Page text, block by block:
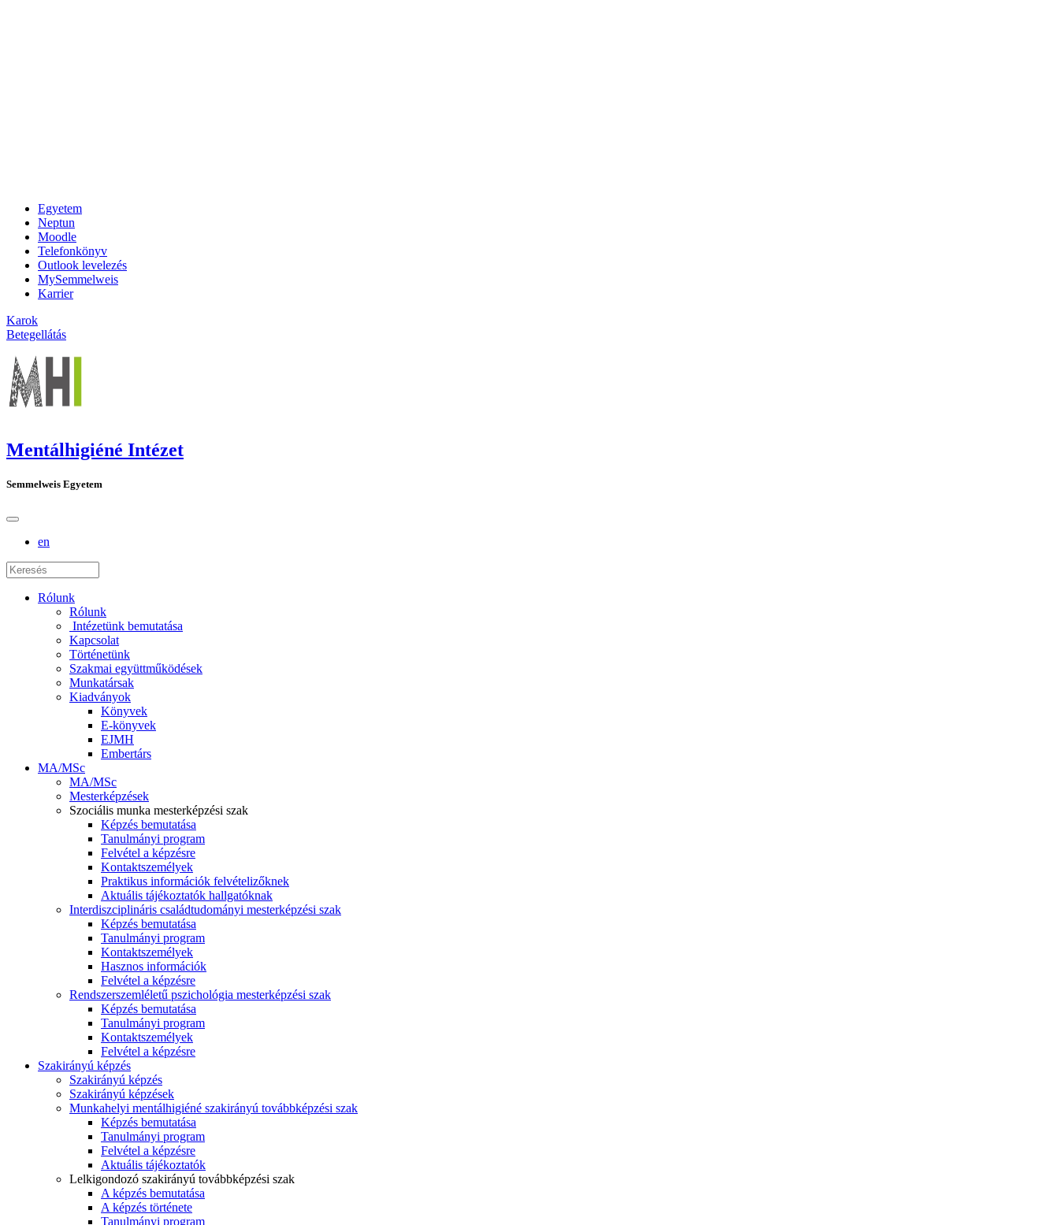
Egyetem
Neptun
Moodle
Telefonkönyv
Outlook levelezés
MySemmelweis
Karrier
Karok
Betegellátás
Mentálhigiéné Intézet
Semmelweis Egyetem
en
Rólunk
Rólunk
Intézetünk bemutatása
Kapcsolat
Történetünk
Szakmai együttműködések
Munkatársak
Kiadványok
Könyvek
E-könyvek
EJMH
Embertárs
MA/MSc
MA/MSc
Mesterképzések
Szociális munka mesterképzési szak
Képzés bemutatása
Tanulmányi program
Felvétel a képzésre
Kontaktszemélyek
Praktikus információk felvételizőknek
Aktuális tájékoztatók hallgatóknak
Interdiszciplináris családtudományi mesterképzési szak
Képzés bemutatása
Tanulmányi program
Kontaktszemélyek
Hasznos információk
Felvétel a képzésre
Rendszerszemléletű pszichológia mesterképzési szak
Képzés bemutatása
Tanulmányi program
Kontaktszemélyek
Felvétel a képzésre
Szakirányú képzés
Szakirányú képzés
Szakirányú képzések
Munkahelyi mentálhigiéné szakirányú továbbképzési szak
Képzés bemutatása
Tanulmányi program
Felvétel a képzésre
Aktuális tájékoztatók
Lelkigondozó szakirányú továbbképzési szak
A képzés bemutatása
A képzés története
Tanulmányi program